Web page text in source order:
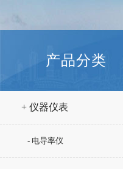
产品分类
+ 仪器仪表
- 电导率仪